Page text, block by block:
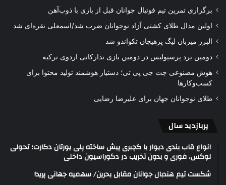
برگزاری تمرین تیم فوتبال جوانان قبل از بازی با ذوب‌آهن
اولین مدال طلای کشتی آزاد نوجوانان ضرب شد/اسمعلی نقره‌ای شد
البرز میزبان لیگ پرهیجان تکواندو شد
دومین برد پرسپولیس در دومین بازی تدارکاتی اردوی ترکیه
هوش مصنوعی چت جی پی تی؛ دستیار هوشمند تولید محتوا برای
کسب‌وکارها
طلای نوجوانان جهان برای علیرضا رضایی
پربازدید سال
انواع قاب بندی دیوار با گچبری پیش ساخته پلی یورتان دکارت؛ تحولی
لوکس، فوری و بدون تخریب در دکوراسیون داخلی
شکست تیم هندبال جوانان مقابل بحرین/ سهمیه جهانی پرید!